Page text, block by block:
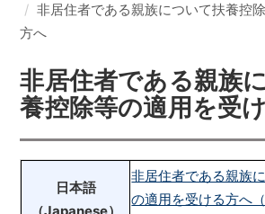
非居住者である親族について扶養控
方へ
非居住者である親族
養控除等の適用を受
日本語
非居住者である親族
の適用を受ける方へ